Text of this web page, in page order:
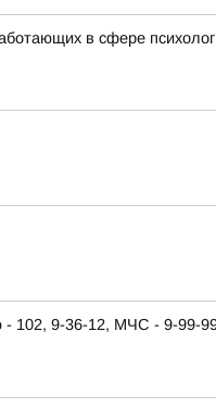
в сфере
102, 9-36-12, МЧС - 9-99-